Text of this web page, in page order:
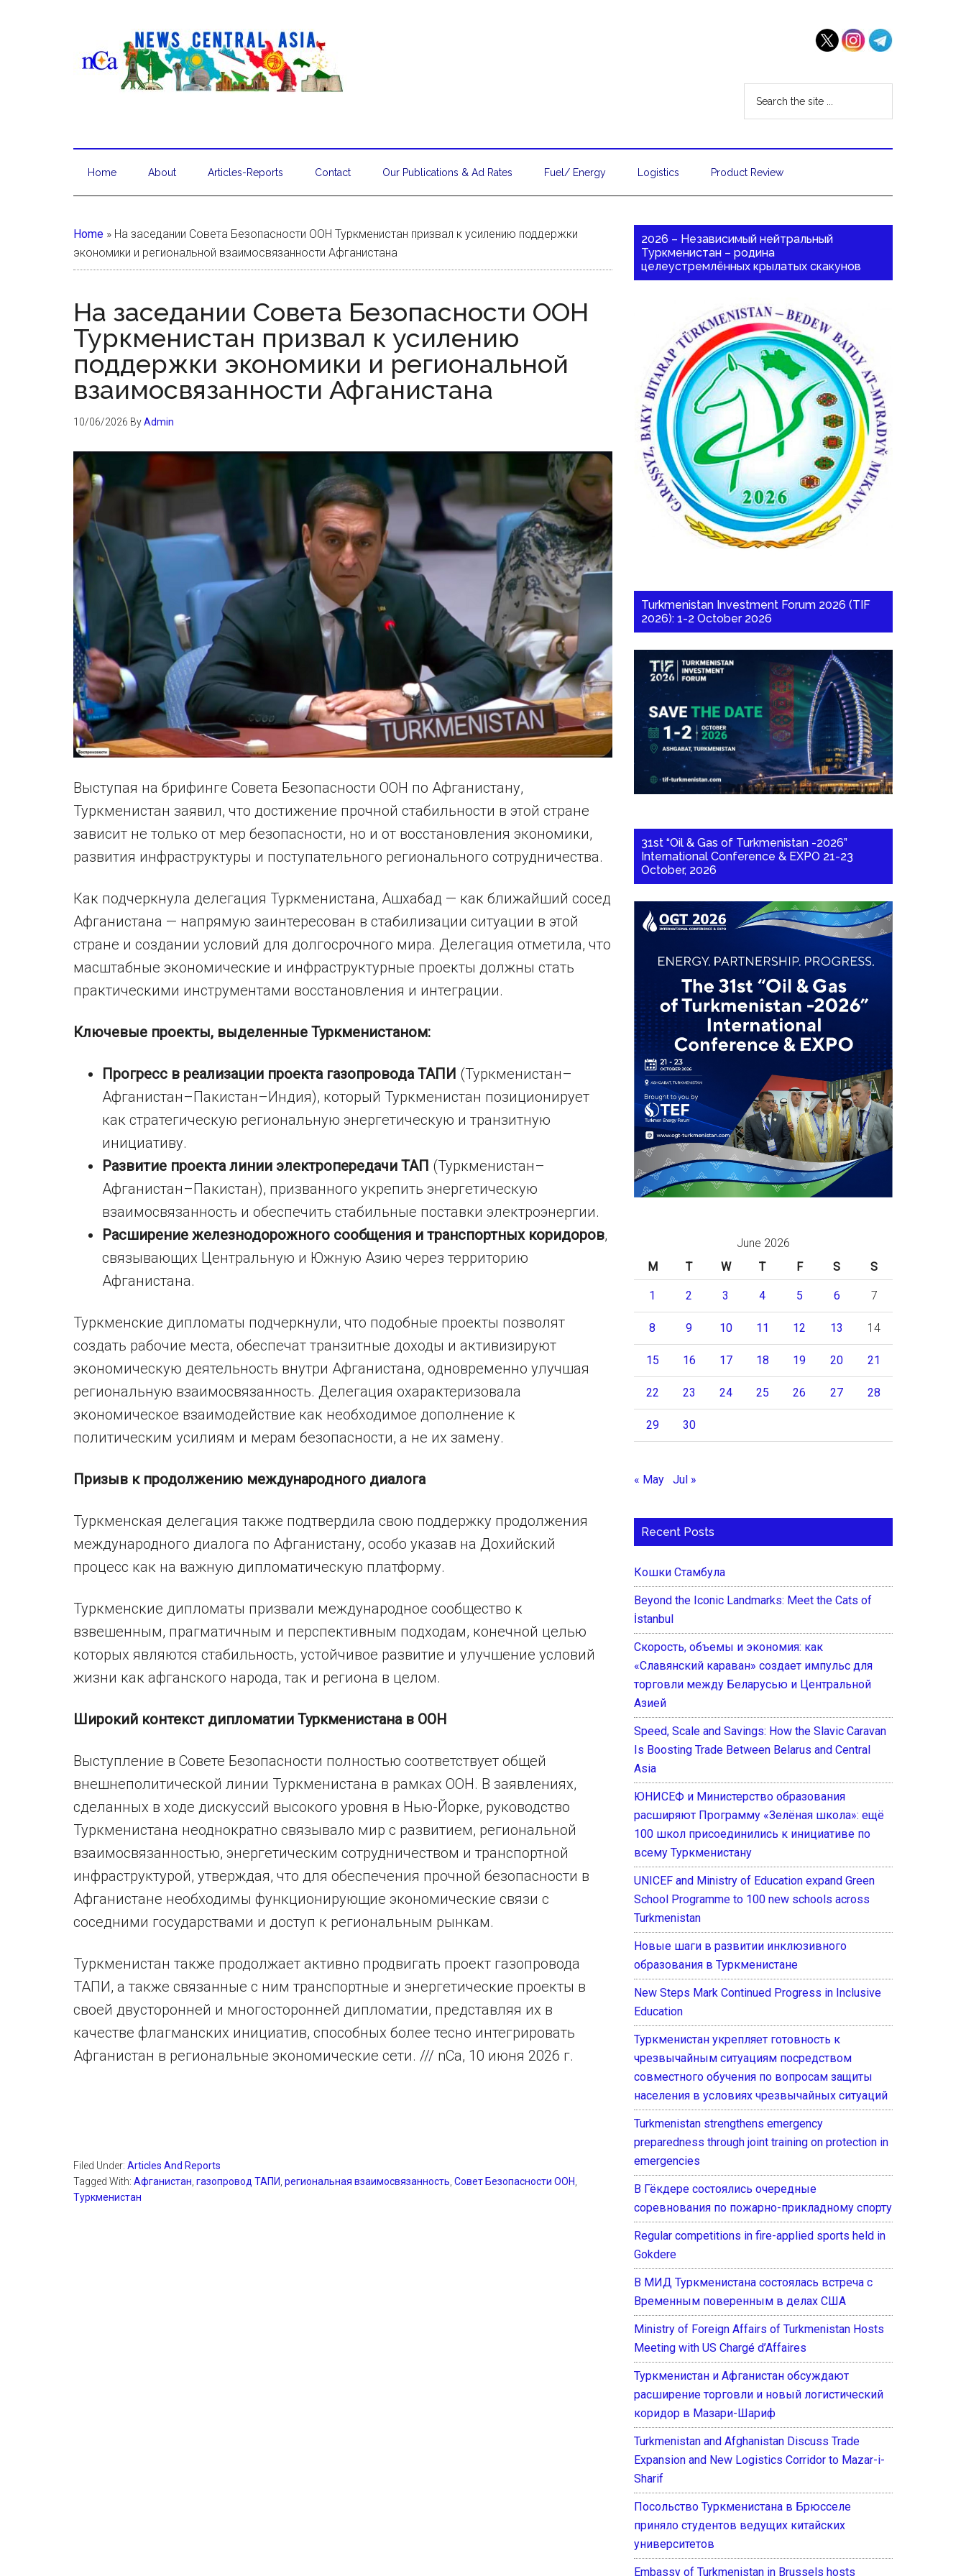
Home About Articles-Reports Contact Our Publications & Ad Rates Fuel/ Energy Logistics Product Review
Home » На заседании Совета Безопасности ООН Туркменистан призвал к усилению поддержки
экономики и региональной взаимосвязанности Афганистана
На заседании Совета Безопасности ООН
Туркменистан призвал к усилению
поддержки экономики и региональной
взаимосвязанности Афганистана
10/06/2026 ByAdmin
Выступая на брифинге Совета Безопасности ООН по Афганистану,
Туркменистан заявил, что достижение прочной стабильности в этой стране
зависит не только от мер безопасности, но и от восстановления экономики,
развития инфраструктуры и поступательного регионального сотрудничества.
Как подчеркнула делегация Туркменистана, Ашхабад — как ближайший сосед
Афганистана — напрямую заинтересован в стабилизации ситуации в этой
стране и создании условий для долгосрочного мира. Делегация отметила, что
масштабные экономические и инфраструктурные проекты должны стать
практическими инструментами восстановления и интеграции.
Ключевые проекты, выделенные Туркменистаном:
Прогресс в реализации проекта газопровода ТАПИ (Туркменистан–
Афганистан–Пакистан–Индия), который Туркменистан позиционирует
как стратегическую региональную энергетическую и транзитную
инициативу.
Развитие проекта линии электропередачи ТАП (Туркменистан–
Афганистан–Пакистан), призванного укрепить энергетическую
взаимосвязанность и обеспечить стабильные поставки электроэнергии.
Расширение железнодорожного сообщения и транспортных коридоров,
связывающих Центральную и Южную Азию через территорию
Афганистана.
Туркменские дипломаты подчеркнули, что подобные проекты позволят
создать рабочие места, обеспечат транзитные доходы и активизируют
экономическую деятельность внутри Афганистана, одновременно улучшая
региональную взаимосвязанность. Делегация охарактеризовала
экономическое взаимодействие как необходимое дополнение к
политическим усилиям и мерам безопасности, а не их замену.
Призыв к продолжению международного диалога
Туркменская делегация также подтвердила свою поддержку продолжения
международного диалога по Афганистану, особо указав на Дохийский
процесс как на важную дипломатическую платформу.
Туркменские дипломаты призвали международное сообщество к
взвешенным, прагматичным и перспективным подходам, конечной целью
которых являются стабильность, устойчивое развитие и улучшение условий
жизни как афганского народа, так и региона в целом.
Широкий контекст дипломатии Туркменистана в ООН
Выступление в Совете Безопасности полностью соответствует общей
внешнеполитической линии Туркменистана в рамках ООН. В заявлениях,
сделанных в ходе дискуссий высокого уровня в Нью-Йорке, руководство
Туркменистана неоднократно связывало мир с развитием, региональной
взаимосвязанностью, энергетическим сотрудничеством и транспортной
инфраструктурой, утверждая, что для обеспечения прочной безопасности в
Афганистане необходимы функционирующие экономические связи с
соседними государствами и доступ к региональным рынкам.
Туркменистан также продолжает активно продвигать проект газопровода
ТАПИ, а также связанные с ним транспортные и энергетические проекты в
своей двусторонней и многосторонней дипломатии, представляя их в
качестве флагманских инициатив, способных более тесно интегрировать
Афганистан в региональные экономические сети. /// nCa, 10 июня 2026 г.
Filed Under: Articles And Reports
Tagged With: Афганистан газопровод ТАПИ региональная взаимосвязанность Совет Безопасности ООН
Туркменистан
2026 – Независимый нейтральный
Туркменистан – родина
целеустремлённых крылатых скакунов
Turkmenistan Investment Forum 2026 (TIF
2026): 1-2 October 2026
31st “Oil & Gas of Turkmenistan -2026”
International Conference & EXPO 21-23
October, 2026
June 2026
M
T W T F S S
1 2 3 4 5 6 7
8 9 10 11 12 13 14
15 16 17 18 19 20 21
22 23 24 25 26 27 28
29 30
« May Jul »
Recent Posts
Кошки Стамбула
Beyond the Iconic Landmarks: Meet the Cats of
İstanbul
Скорость, объемы и экономия: как
«Славянский караван» создает импульс для
торговли между Беларусью и Центральной
Азией
Speed, Scale and Savings: How the Slavic Caravan
Is Boosting Trade Between Belarus and Central
Asia
ЮНИСЕФ и Министерство образования
расширяют Программу «Зелёная школа»: ещё
100 школ присоединились к инициативе по
всему Туркменистану
UNICEF and Ministry of Education expand Green
School Programme to 100 new schools across
Turkmenistan
Новые шаги в развитии инклюзивного
образования в Туркменистане
New Steps Mark Continued Progress in Inclusive
Education
Туркменистан укрепляет готовность к
чрезвычайным ситуациям посредством
совместного обучения по вопросам защиты
населения в условиях чрезвычайных ситуаций
Turkmenistan strengthens emergency
preparedness through joint training on protection in
emergencies
В Гёкдере состоялись очередные
соревнования по пожарно-прикладному спорту
Regular competitions in fire-applied sports held in
Gokdere
В МИД Туркменистана состоялась встреча с
Временным поверенным в делах США
Ministry of Foreign Affairs of Turkmenistan Hosts
Meeting with US Chargé d’Affaires
Туркменистан и Афганистан обсуждают
расширение торговли и новый логистический
коридор в Мазари-Шариф
Turkmenistan and Afghanistan Discuss Trade
Expansion and New Logistics Corridor to Mazar-i-
Sharif
Посольство Туркменистана в Брюсселе
приняло студентов ведущих китайских
университетов
Embassy of Turkmenistan in Brussels hosts